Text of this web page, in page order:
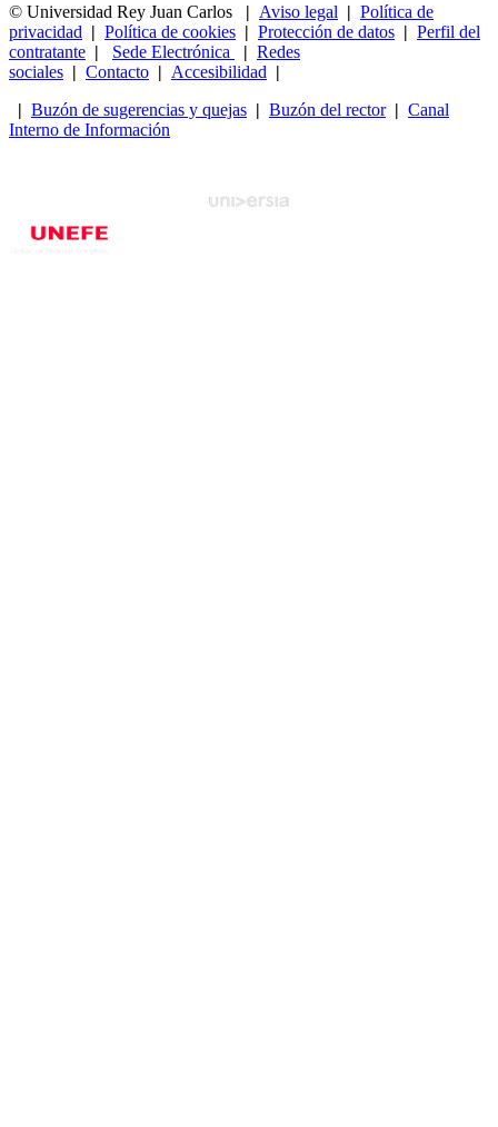
© Universidad Rey Juan Carlos
| Aviso legal | Política de
privacidad | Política de cookies | Protección de datos | Perfil del
contratante | Sede Electrónica | Redes
sociales | Contacto | Accesibilidad |
| Buzón de sugerencias y quejas | Buzón del rector| Canal
Interno de Información